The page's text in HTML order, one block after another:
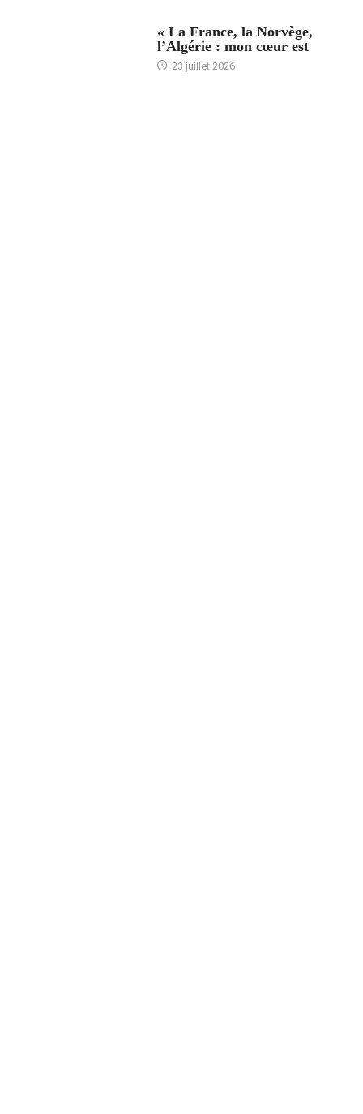
« La France, la Norvège,
l’Algérie : mon cœur est
23 juillet 2026